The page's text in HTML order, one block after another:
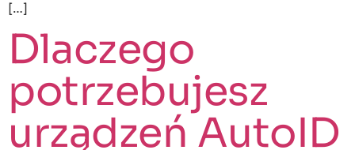
[…]
Dlaczego
potrzebujesz
urządzeń AutoID